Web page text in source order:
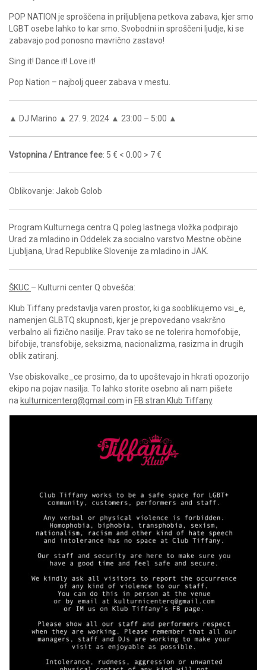
POP NATION je sproščena in priljubljena petkova zabava, kjer smo
LGBT osebe lahko to kar smo. Svobodni in sproščeni ljudje, ki se
zabavajo pod ponosno mavrično zastavo!
Sing it! Dance it! Love it!
Pop Nation – najbolj queer zabava v mestu.
▲ DJ Marino ▲ 27. 9. 2024 ▲ 23:00 – 5:00 ▲
Vstopnina / Entrance fee: 5 € < 0.00 > 7 €
Oblikovanje: Jakob Golob
Program Kulturnega centra Q poleg lastnega vložka podpirajo
Urad za mladino in Oddelek za socialno varstvo Mestne občine
Ljubljana, Urad Republike Slovenije za mladino in JAK.
ŠKUC – Kulturni center Q obvešča:
Klub Tiffany predstavlja varen prostor, ki ga sooblikujemo vsi_e,
namenjen GLBTQ skupnosti, kjer je prepovedano vsakršno
verbalno ali fizično nasilje. Prav tako se ne tolerira homofobije,
bifobije, transfobije, seksizma, nacionalizma, rasizma in drugih
oblik zatiranj.
Vse obiskovalke_ce prosimo, da to upoštevajo in hkrati opozorijo
ekipo na pojav nasilja. To lahko storite osebno ali nam pišete
na kulturnicenterq@gmail.com in FB stran Klub Tiffany.